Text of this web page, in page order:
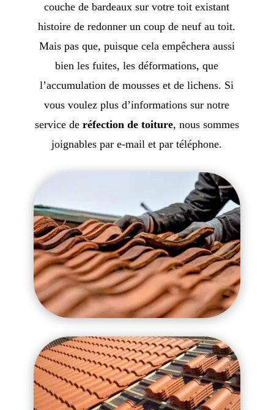
couche de bardeaux sur votre toit existant
histoire de redonner un coup de neuf au toit.
Mais pas que, puisque cela empêchera aussi
bien les fuites, les déformations, que
l’accumulation de mousses et de lichens. Si
vous voulez plus d’informations sur notre
service de réfection de toiture, nous sommes
joignables par e-mail et par téléphone.